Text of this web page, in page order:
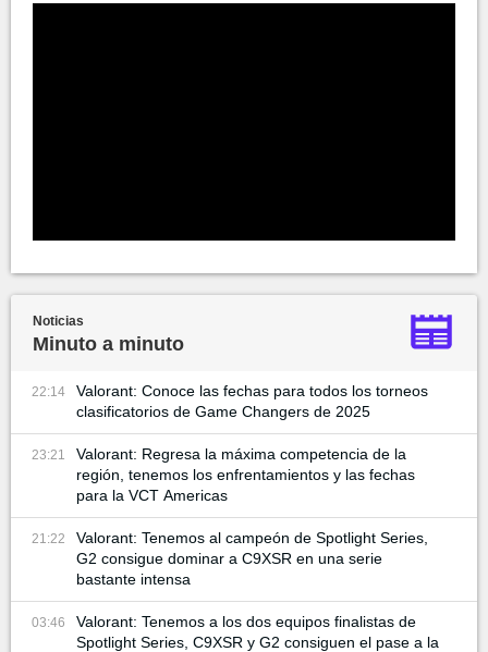
Noticias
Minuto a minuto
22:14
Valorant: Conoce las fechas para todos los torneos
clasificatorios de Game Changers de 2025
23:21
Valorant: Regresa la máxima competencia de la
región, tenemos los enfrentamientos y las fechas
para la VCT Americas
21:22
Valorant: Tenemos al campeón de Spotlight Series,
G2 consigue dominar a C9XSR en una serie
bastante intensa
03:46
Valorant: Tenemos a los dos equipos finalistas de
Spotlight Series, C9XSR y G2 consiguen el pase a la